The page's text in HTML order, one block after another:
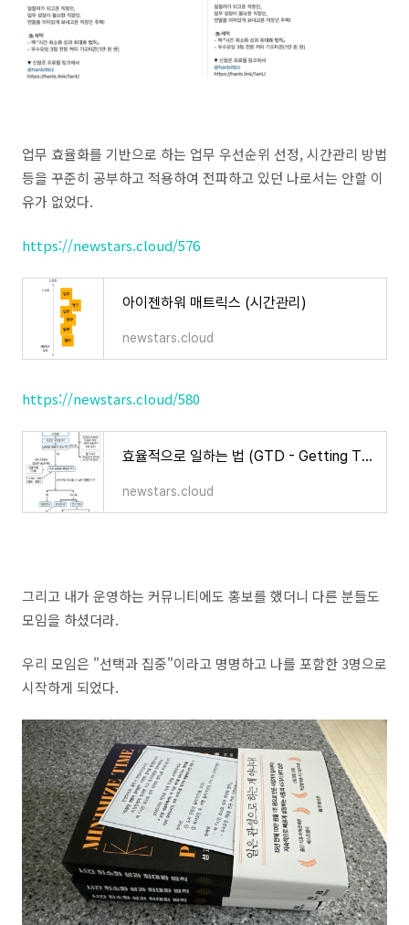
업무 효율화를 기반으로 하는 업무 우선순위 선정, 시간관리 방법
등을 꾸준히 공부하고 적용하여 전파하고 있던 나로서는 안할 이
유가 없었다.
https://newstars.cloud/576
아이젠하워 매트릭스 (시간관리)
newstars.cloud
https://newstars.cloud/580
효율적으로 일하는 법 (GTD - Getting Things Done)
newstars.cloud
그리고 내가 운영하는 커뮤니티에도 홍보를 했더니 다른 분들도
모임을 하셨더라.
우리 모임은 "선택과 집중"이라고 명명하고 나를 포함한 3명으로
시작하게 되었다.